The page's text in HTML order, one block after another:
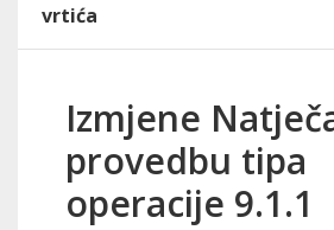
vrtića
Izmjene
provedbu tipa
operacije 9.1.1